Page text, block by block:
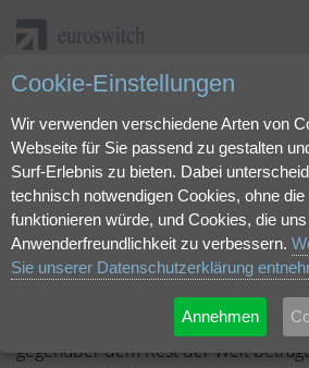
"Das Imperium schlägt zurück" als
April 2023 | Fonds-Insight
Das Imperium
zurück
Die Outperformance der US-
gegenüber dem Rest der Welt
Cookie-Einstellungen
Wir verwenden verschiedene Arten von
Webseite für Sie passend zu gestalten
Surf-Erlebnis zu bieten. Dabei
technisch notwendigen Cookies, ohne
funktionieren würde, und Cookies, die
Anwenderfreundlichkeit zu verbessern.
Sie unserer Datenschutzerklärung
Annehmen